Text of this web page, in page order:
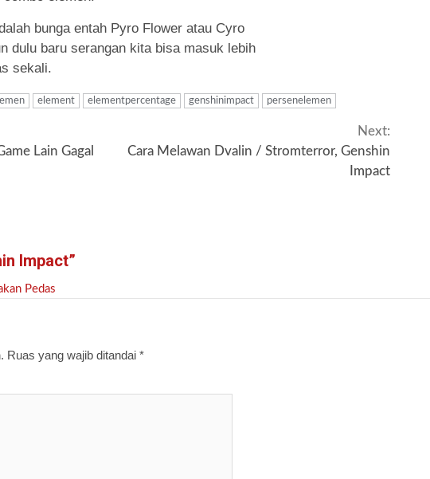
bunga entah Pyro Flower atau Cyro
dulu baru serangan kita bisa masuk lebih
sekali.
element elementpercentage genshinimpact persenelemen
Lain Gagal
Next:
Cara Melawan Dvalin / Stromterror, Genshin
Impact
Impact”
Pedas
Ruas yang wajib ditandai *